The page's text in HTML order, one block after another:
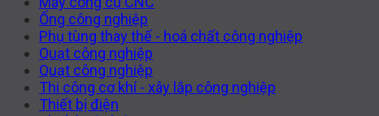
Ống công nghiệp
Phụ tùng thay thế - hoá chất công nghiệp
Quạt công nghiệp
Quạt công nghiệp
Thi công cơ khí - xây lắp công nghiệp
Thiết bị điện